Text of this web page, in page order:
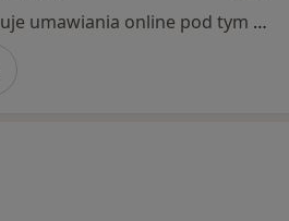
Specjalista nie oferuje umawiania online pod tym adresem.